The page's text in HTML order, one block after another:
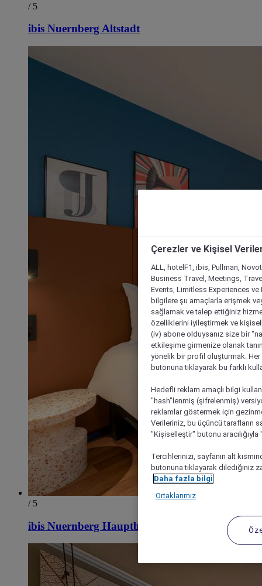
/ 5
ibis Nuernberg Altstadt
/ 5
ibis Nuernberg Hauptbahnhof
Çerezler ve Kişisel
ALL, hotelF1, ibis, Pullman,
Business Travel, Meetings,
Events, Limitless Experiences
bilgilere şu amaçlarla erişmek
sağlamak ve talep ettiğiniz
özelliklerini iyileştirmek ve
(iv) abone olduysanız size bir
etkileşime girmenize olanak
yönelik bir profil oluşturmak.
butonuna tıklayarak bu farklı
Hedefli reklam amaçlı bilgi
"hash"lenmiş (şifrelenmiş)
reklamlar göstermek için
Verileriniz, bu üçüncü tarafların
"Kişiselleştir" butonu
Tercihlerinizi, sayfanın alt
butonuna tıklayarak dilediğiniz
Daha fazla bilgi
Ortaklarımız